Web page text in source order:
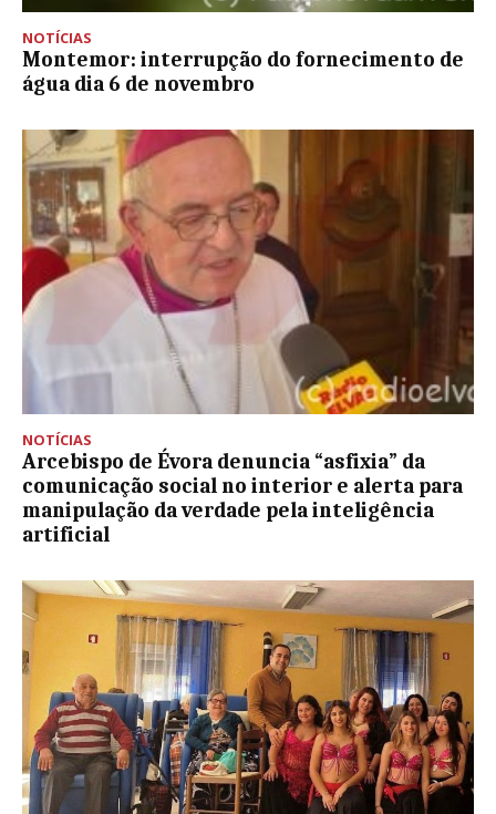
NOTÍCIAS
Montemor: interrupção do fornecimento de
água dia 6 de novembro
NOTÍCIAS
Arcebispo de Évora denuncia “asfixia” da
comunicação social no interior e alerta para
manipulação da verdade pela inteligência
artificial